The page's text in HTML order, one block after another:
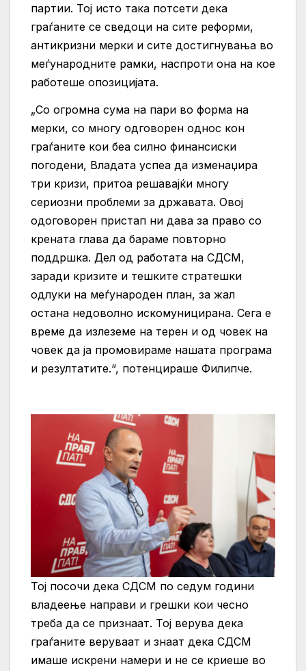
партии. Тој исто така потсети дека
граѓаните се сведоци на сите реформи,
антикризни мерки и сите достигнувања во
меѓународните рамки, наспроти она на кое
работеше опозицијата.
„Со огромна сума на пари во форма на
мерки, со многу одговорен однос кон
граѓаните кои беа силно финансиски
погодени, Владата успеа да изменаџира
три кризи, притоа решавајќи многу
сериозни проблеми за државата. Овој
одоговорен пристап ни дава за право со
крената глава да бараме повторно
поддршка. Дел од работата на СДСМ,
заради кризите и тешките стратешки
одлуки на меѓународен план, за жал
остана недоволно искомуницирана. Сега е
време да излеземе на терен и од човек на
човек да ја промовираме нашата програма
и резултатите.“, потенцираше Филипче.
Тој посочи дека СДСМ по седум години
владеење направи и грешки кои чесно
треба да се признаат. Тој верува дека
граѓаните веруваат и знаат дека СДСМ
имаше искрени намери и не се криеше во